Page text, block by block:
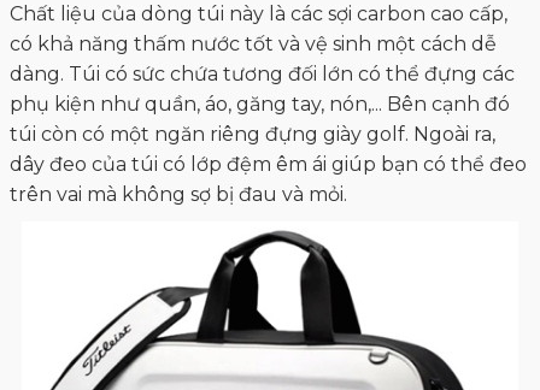
Chất liệu của dòng túi này là các sợi carbon cao cấp,
có khả năng thấm nước tốt và vệ sinh một cách dễ
dàng. Túi có sức chứa tương đối lớn có thể đựng các
phụ kiện như quần, áo, găng tay, nón,... Bên cạnh đó
túi còn có một ngăn riêng đựng giày golf. Ngoài ra,
dây đeo của túi có lớp đệm êm ái giúp bạn có thể đeo
trên vai mà không sợ bị đau và mỏi.